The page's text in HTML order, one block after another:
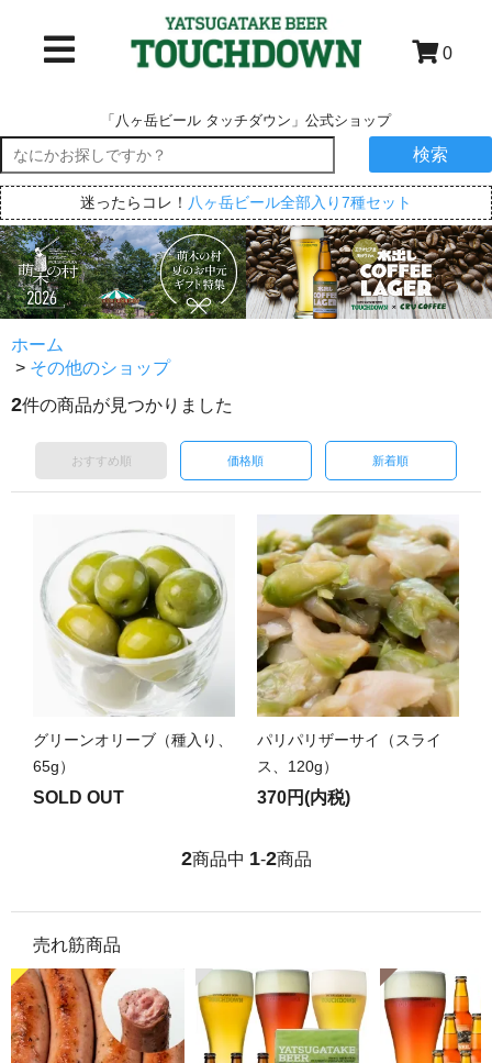
0
「八ヶ岳ビール タッチダウン」公式ショップ
検索
迷ったらコレ！ 八ヶ岳ビール全部入り7種セット
ホーム
> その他のショップ
2件の商品が見つかりました
おすすめ順 価格順 新着順
グリーンオリーブ（種入り、
65g）
SOLD OUT
パリパリザーサイ（スライ
ス、120g）
370円(内税)
2商品中 1-2商品
売れ筋商品